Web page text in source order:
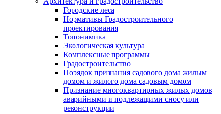
Городские леса
Нормативы Градостроительного
проектирования
Топонимика
Экологическая культура
Комплексные программы
Градостроительство
Порядок признания садового дома жилым
домом и жилого дома садовым домом
Признание многоквартирных жилых домов
аварийными и подлежащими сносу или
реконструкции